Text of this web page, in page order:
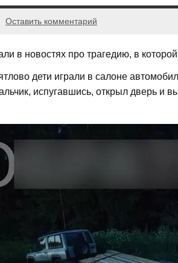
Оставить комментарий
в новостях про трагедию, в
дети играли в салоне
испугавшись, открыл дверь и